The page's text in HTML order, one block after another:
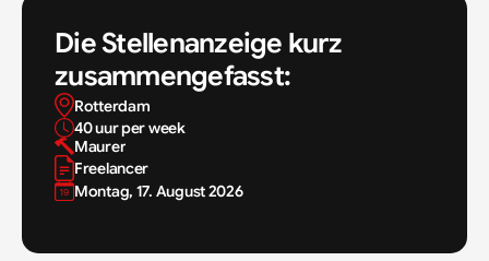
Die Stellenanzeige kurz
zusammengefasst:
Rotterdam
40 uur per week
Maurer
Freelancer
Montag, 17. August 2026